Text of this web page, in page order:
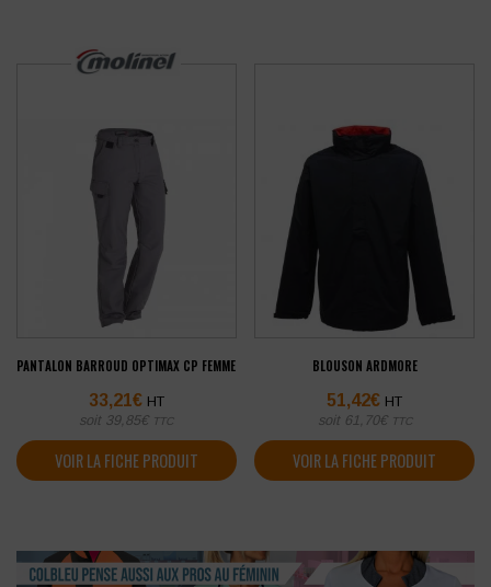
PANTALON BARROUD OPTIMAX CP FEMME
33,21€ HT
soit 39,85€ TTC
VOIR LA FICHE PRODUIT
BLOUSON ARDMORE
51,42€ HT
soit 61,70€ TTC
VOIR LA FICHE PRODUIT